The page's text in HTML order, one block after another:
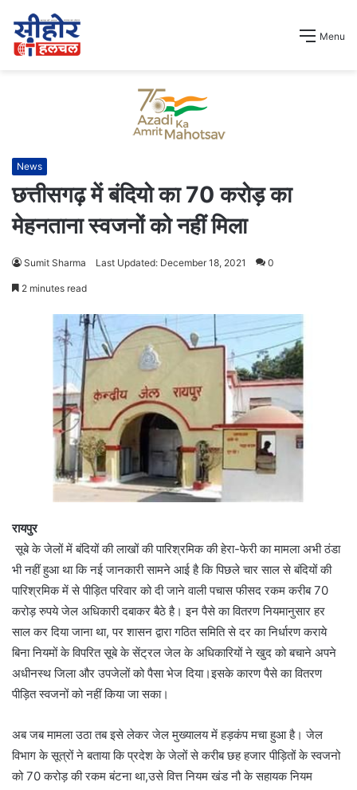
Menu
News
छत्तीसगढ़ में बंदियो का 70 करोड़ का
मेहनताना स्वजनों को नहीं मिला
Sumit Sharma Last Updated: December 18, 2021 0
2 minutes read
रायपुर
सूबे के जेलों में बंदियों की लाखों की पारिश्रमिक की हेरा-फेरी का मामला अभी ठंडा
भी नहीं हुआ था कि नई जानकारी सामने आई है कि पिछले चार साल से बंदियों की
पारिश्रमिक में से पीड़ित परिवार को दी जाने वाली पचास फीसद रकम करीब 70
करोड़ रुपये जेल अधिकारी दबाकर बैठे है। इन पैसे का वितरण नियमानुसार हर
साल कर दिया जाना था, पर शासन द्वारा गठित समिति से दर का निर्धारण कराये
बिना नियमों के विपरित सूबे के सेंट्रल जेल के अधिकारियों ने खुद को बचाने अपने
अधीनस्थ जिला और उपजेलों को पैसा भेज दिया।इसके कारण पैसे का वितरण
पीड़ित स्वजनों को नहीं किया जा सका।
अब जब मामला उठा तब इसे लेकर जेल मुख्यालय में हड़कंप मचा हुआ है। जेल
विभाग के सूत्रों ने बताया कि प्रदेश के जेलों से करीब छह हजार पीड़ितों के स्वजनो
को 70 करोड़ की रकम बंटना था,उसे वित्त नियम खंड नौ के सहायक नियम